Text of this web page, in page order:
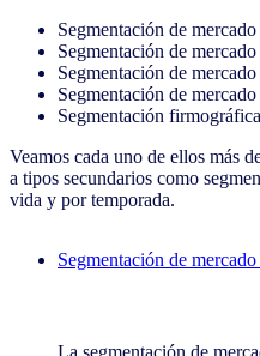
Segmentación de
Segmentación de
Segmentación de
Segmentación de
Segmentación
Veamos cada uno de ellos más
a tipos secundarios como
vida y por temporada.
Segmentación de